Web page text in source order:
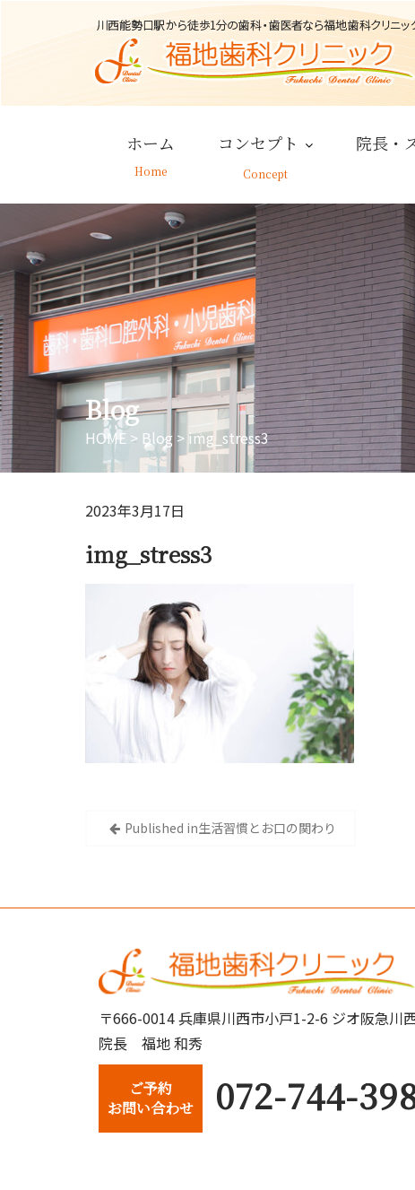
ホーム コンセプト 院長・
Blog
HOME > Blog > img_stress3
2023年3月17日
img_stress3
ゲ
ー
シ
ョ
ン
Published in生活習慣とお口の関わり
〒666-0014 兵庫県川西市小戸1-2-6 ジオ阪急川
院長 福地 和秀
ご予約
お問い合わせ
072-744-